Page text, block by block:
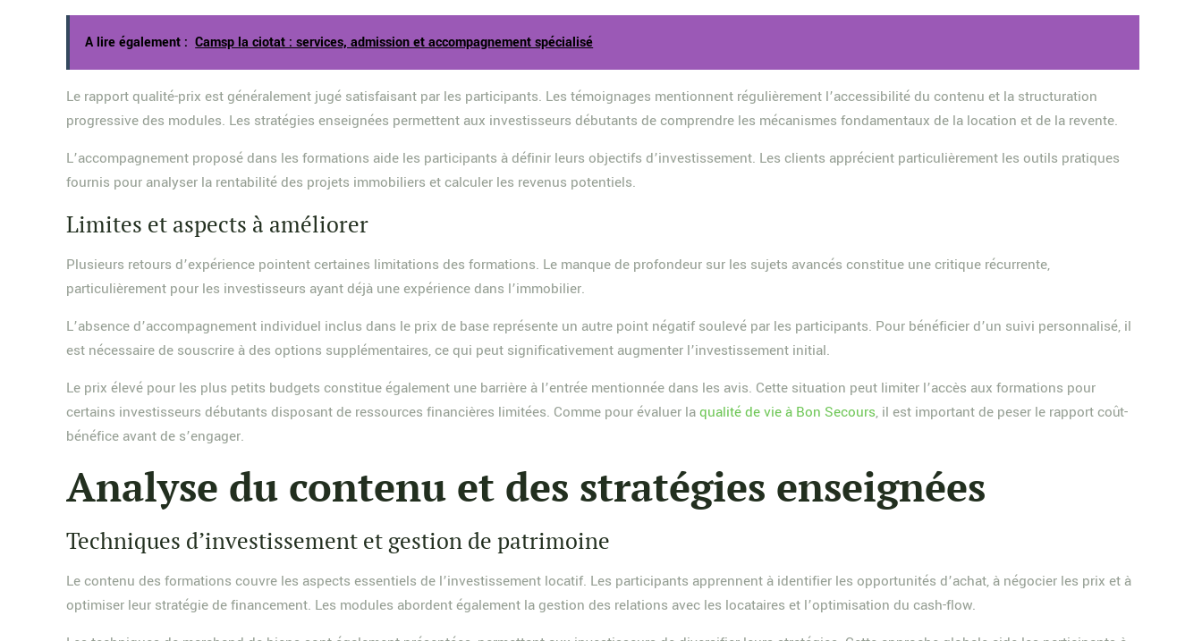
A lire également : Camsp la ciotat : services, admission et accompagnement spécialisé
Le rapport qualité-prix est généralement jugé satisfaisant par les participants. Les témoignages mentionnent régulièrement l’accessibilité du contenu et la structuration
progressive des modules. Les stratégies enseignées permettent aux investisseurs débutants de comprendre les mécanismes fondamentaux de la location et de la revente.
L’accompagnement proposé dans les formations aide les participants à définir leurs objectifs d’investissement. Les clients apprécient particulièrement les outils pratiques
fournis pour analyser la rentabilité des projets immobiliers et calculer les revenus potentiels.
Limites et aspects à améliorer
Plusieurs retours d’expérience pointent certaines limitations des formations. Le manque de profondeur sur les sujets avancés constitue une critique récurrente,
particulièrement pour les investisseurs ayant déjà une expérience dans l’immobilier.
L’absence d’accompagnement individuel inclus dans le prix de base représente un autre point négatif soulevé par les participants. Pour bénéficier d’un suivi personnalisé, il
est nécessaire de souscrire à des options supplémentaires, ce qui peut significativement augmenter l’investissement initial.
Le prix élevé pour les plus petits budgets constitue également une barrière à l’entrée mentionnée dans les avis. Cette situation peut limiter l’accès aux formations pour
certains investisseurs débutants disposant de ressources financières limitées. Comme pour évaluer laqualité de vie à Bon Secours, il est important de peser le rapport coût-
bénéfice avant de s’engager.
Analyse du contenu et des stratégies enseignées
Techniques d’investissement et gestion de patrimoine
Le contenu des formations couvre les aspects essentiels de l’investissement locatif. Les participants apprennent à identifier les opportunités d’achat, à négocier les prix et à
optimiser leur stratégie de financement. Les modules abordent également la gestion des relations avec les locataires et l’optimisation du cash-flow.